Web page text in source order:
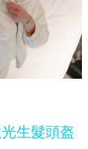
生髮頭盔